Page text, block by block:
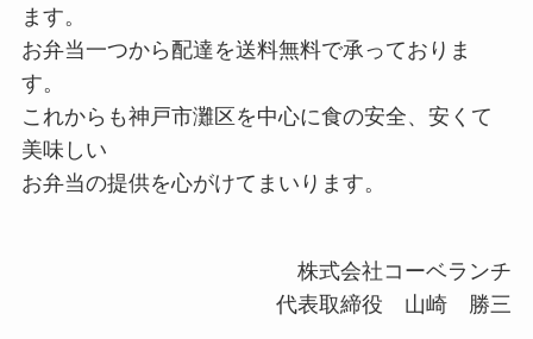
ます。
お弁当一つから配達を送料無料で承っておりま
す。
これからも神戸市灘区を中心に食の安全、安くて
美味しい
お弁当の提供を心がけてまいります。
株式会社コーベランチ
代表取締役 山崎 勝三